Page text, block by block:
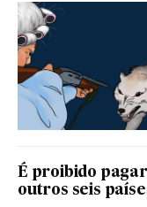
É proibido
outros seis